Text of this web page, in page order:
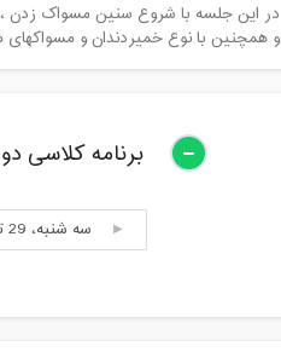
در این جلسه با شروع سنین مسواک زدن
و همچنین با نوع خمیردندان و
برنامه کلاسی
سه شنبه، 29 تیر 1400 / ساعت: 22:00 - 23:30